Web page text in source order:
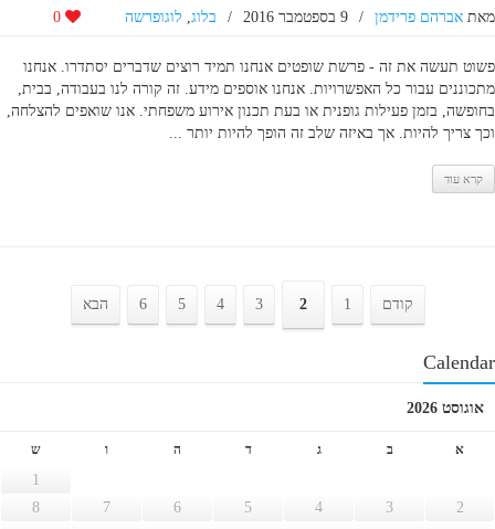
מאת אברהם פרידמן / 9 בספטמבר 2016 / בלוג, לוגופרשה
פשוט תעשה את זה - פרשת שופטים אנחנו תמיד רוצים שדברים יסתדרו. אנחנו
מתכוננים עבור כל האפשרויות. אנחנו אוספים מידע. זה קורה לנו בעבודה, בבית,
בחופשה, בזמן פעילות גופנית או בעת תכנון אירוע משפחתי. אנו שואפים להצלחה,
וכך צריך להיות. אך באיזה שלב זה הופך להיות יותר ...
קרא עוד
קודם 1
2
3
4
5
6 הבא
Calendar
אוגוסט 2026
א ב ג ד ה ו ש
1
2
3
4
5
6
7
8